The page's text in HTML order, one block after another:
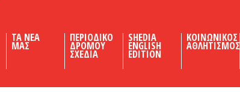
ΤΑ ΝΕΑ
ΜΑΣ
ΠΕΡΙΟΔΙΚΟ
ΔΡΟΜΟΥ
ΣΧΕΔΙΑ
SHEDIA
ENGLISH
EDITION
ΚΟΙΝΩΝΙΚΟΣ
ΑΘΛΗΤΙΣΜΟΣ